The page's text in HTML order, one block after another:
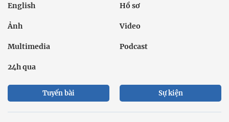
English Hồ sơ
Ảnh Video
Multimedia Podcast
24h qua
Tuyến bài Sự kiện